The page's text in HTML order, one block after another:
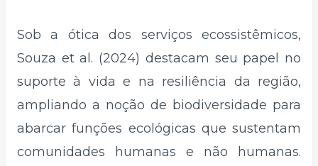
Sob a ótica dos serviços ecossistêmicos,
Souza et al. (2024) destacam seu papel no
suporte à vida e na resiliência da região,
ampliando a noção de biodiversidade para
abarcar funções ecológicas que sustentam
comunidades humanas e não humanas.